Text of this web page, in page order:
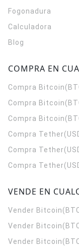
Fogonadura
Calculadora
Blog
COMPRA EN
Compra
Compra
Compra
Compra
Compra
Compra
VENDE EN
Vender
Vender
Vender